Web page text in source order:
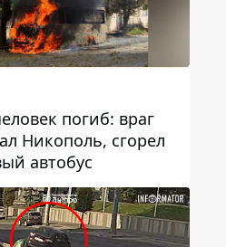
погиб: враг
Никополь, сгорел
автобус